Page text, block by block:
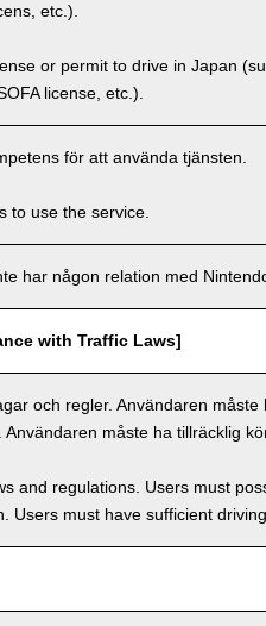
etc.).
or permit to drive in Japan
license, etc.).
för att använda tjänsten.
to use the service.
har någon relation med
with Traffic Laws]
och regler. Användaren
måste ha tillräcklig
and regulations. Users must
Users must have sufficient